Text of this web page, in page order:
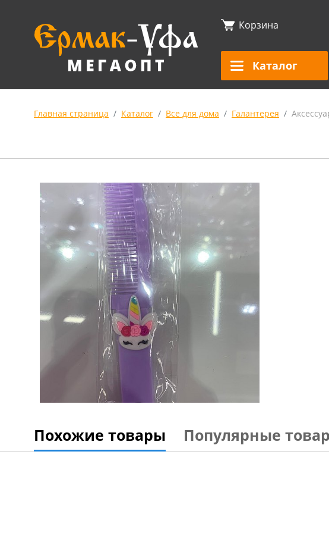
Корзина
Каталог
Главная страница Каталог Все для дома Галантерея
Похожие товары Популярные